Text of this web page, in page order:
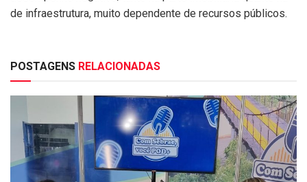
de infraestrutura, muito dependente de recursos públicos.
POSTAGENS RELACIONADAS